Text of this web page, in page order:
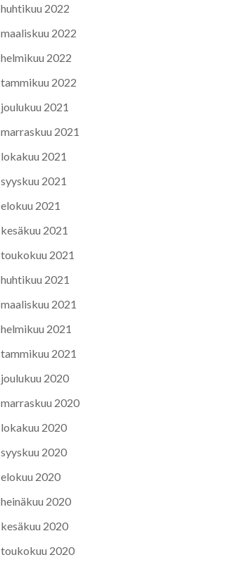
huhtikuu 2022
maaliskuu 2022
helmikuu 2022
tammikuu 2022
joulukuu 2021
marraskuu 2021
lokakuu 2021
syyskuu 2021
elokuu 2021
kesäkuu 2021
toukokuu 2021
huhtikuu 2021
maaliskuu 2021
helmikuu 2021
tammikuu 2021
joulukuu 2020
marraskuu 2020
lokakuu 2020
syyskuu 2020
elokuu 2020
heinäkuu 2020
kesäkuu 2020
toukokuu 2020